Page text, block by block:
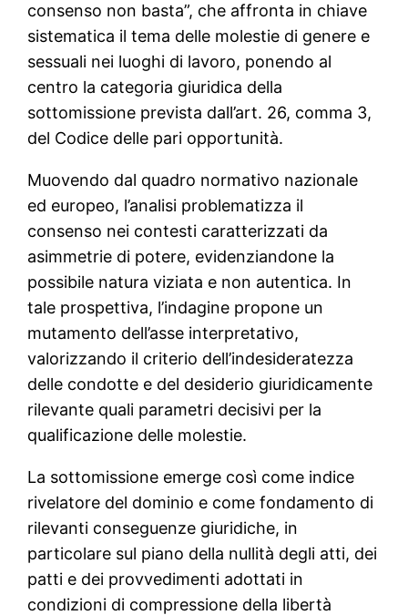
consenso non basta”, che affronta in chiave
sistematica il tema delle molestie di genere e
sessuali nei luoghi di lavoro, ponendo al
centro la categoria giuridica della
sottomissione prevista dall’art. 26, comma 3,
del Codice delle pari opportunità.
Muovendo dal quadro normativo nazionale
ed europeo, l’analisi problematizza il
consenso nei contesti caratterizzati da
asimmetrie di potere, evidenziandone la
possibile natura viziata e non autentica. In
tale prospettiva, l’indagine propone un
mutamento dell’asse interpretativo,
valorizzando il criterio dell’indesideratezza
delle condotte e del desiderio giuridicamente
rilevante quali parametri decisivi per la
qualificazione delle molestie.
La sottomissione emerge così come indice
rivelatore del dominio e come fondamento di
rilevanti conseguenze giuridiche, in
particolare sul piano della nullità degli atti, dei
patti e dei provvedimenti adottati in
condizioni di compressione della libertà